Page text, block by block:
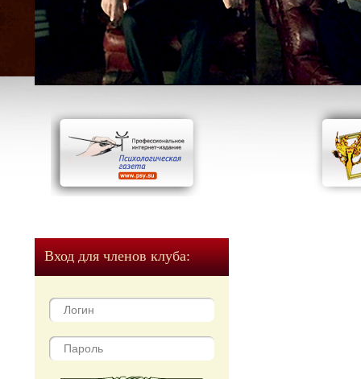
Вход для членов клуба: